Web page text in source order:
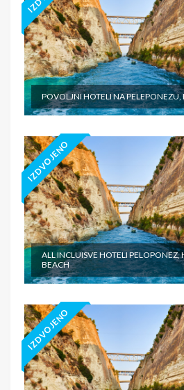
POVOLJNI HOTELI NA
IZDVOJENO
ALL INCLUISVE HOTELI PELOPONEZ,
BEACH
IZDVOJENO